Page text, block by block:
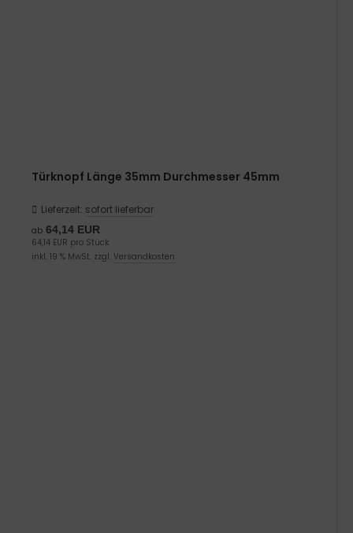
Türknopf Länge 35mm Durchmesser 45mm
Lieferzeit: sofort lieferbar
ab 64,14 EUR
64,14 EUR pro Stück
inkl. 19 % MwSt. zzgl. Versandkosten